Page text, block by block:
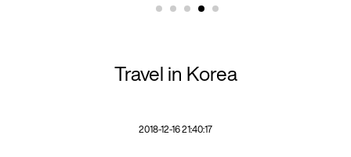
Travel in Korea
2018-12-16 21:40:17